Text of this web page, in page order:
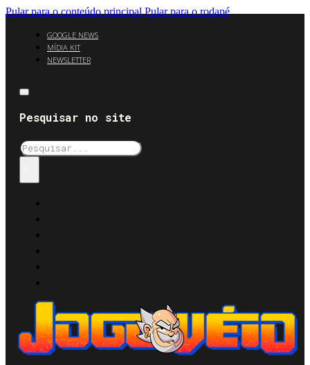
Pular para o conteúdo principal Pular para o rodapé
GOOGLE NEWS
MÍDIA KIT
NEWSLETTER
Pesquisar no site
Pesquisar